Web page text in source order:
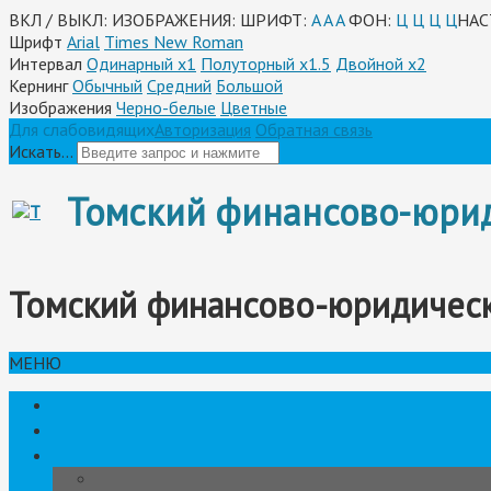
ВКЛ / ВЫКЛ: ИЗОБРАЖЕНИЯ: ШРИФТ: AAA ФОН: Ц Ц Ц Ц
Шрифт Arial Times New Roman
Интервал Одинарный х1 Полуторный х1.5 Двойной х2
КернингОбычный Средний Большой
Изображения Черно-белые Цветные
Для слабовидящихАвторизация Обратная связь
Искать...
Томский финансово-
Томский финансово-
МЕНЮ